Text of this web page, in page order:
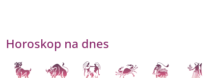
Horoskop na dnes